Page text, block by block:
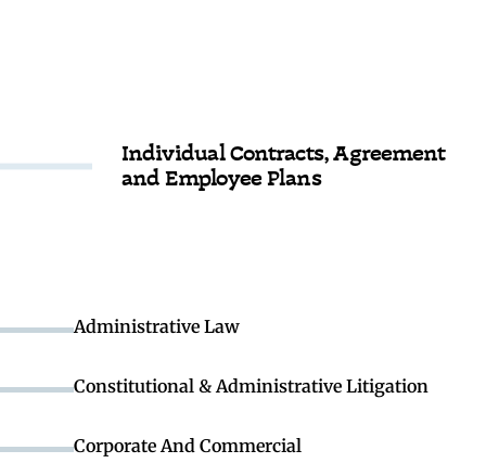
Individual Contracts, Agreement
and Employee Plans
Administrative Law
Constitutional & Administrative Litigation
Corporate And Commercial